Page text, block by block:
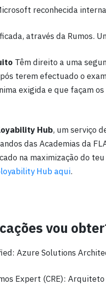
reconhecida
através da Rumos.
Têm direito a uma
terem efectuado o
exigida e que façam
Hub, um serviço
das Academias da
na maximização do
Hub aqui.
vou
Azure Solutions
Expert (CRE):